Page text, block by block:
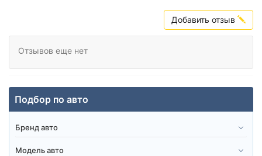
Добавить отзыв
Отзывов еще нет
Подбор по авто